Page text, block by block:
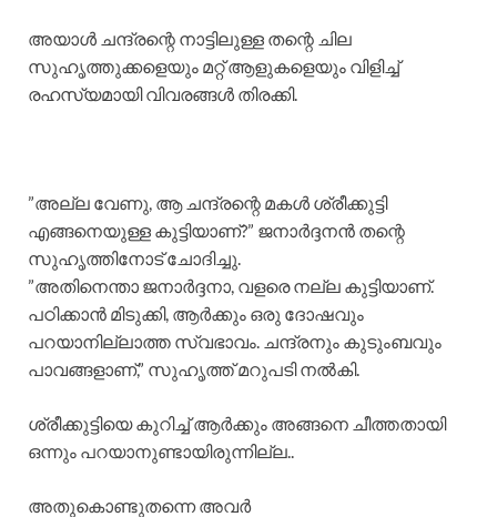
അയാൾ ചന്ദ്രന്റെ നാട്ടിലുള്ള തന്റെ ചില
സുഹൃത്തുക്കളെയും മറ്റ് ആളുകളെയും വിളിച്ച്
രഹസ്യമായി വിവരങ്ങൾ തിരക്കി.
​”അല്ല വേണു, ആ ചന്ദ്രന്റെ മകൾ ശ്രീക്കുട്ടി
എങ്ങനെയുള്ള കുട്ടിയാണ്?” ജനാർദ്ദനൻ തന്റെ
സുഹൃത്തിനോട് ചോദിച്ചു.
​”അതിനെന്താ ജനാർദ്ദനാ, വളരെ നല്ല കുട്ടിയാണ്.
പഠിക്കാൻ മിടുക്കി, ആർക്കും ഒരു ദോഷവും
പറയാനില്ലാത്ത സ്വഭാവം. ചന്ദ്രനും കുടുംബവും
പാവങ്ങളാണ്,” സുഹൃത്ത് മറുപടി നൽകി.
​ശ്രീക്കുട്ടിയെ കുറിച്ച് ആർക്കും അങ്ങനെ ചീത്തതായി
ഒന്നും പറയാനുണ്ടായിരുന്നില്ല..
അതുകൊണ്ടുതന്നെ അവർ